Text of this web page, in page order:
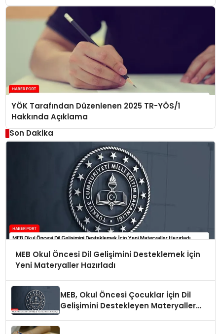
YÖK Tarafından Düzenlenen 2025 TR-YÖS/1
Hakkında Açıklama
Son Dakika
MEB Okul Öncesi Dil Gelişimini Desteklemek İçin
Yeni Materyaller Hazırladı
MEB, Okul Öncesi Çocuklar İçin Dil
Gelişimini Destekleyen Materyaller